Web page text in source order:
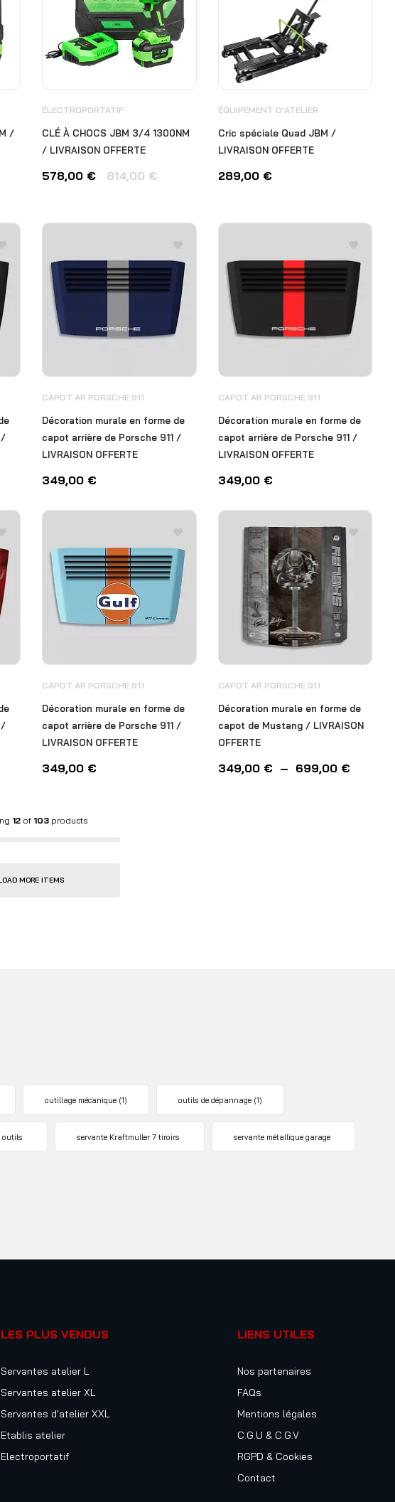
/
ÉLECTROPORTATIF
CLÉ À CHOCS JBM 3/4 1300NM
/ LIVRAISON OFFERTE
814,00 €
578,00 €
ÉQUIPEMENT D’ATELIER
Cric spéciale Quad JBM /
LIVRAISON OFFERTE
289,00 €
/
CAPOT AR PORSCHE 911
Décoration murale en forme de
capot arrière de Porsche 911 /
LIVRAISON OFFERTE
349,00 €
CAPOT AR PORSCHE 911
Décoration murale en forme de
capot arrière de Porsche 911 /
LIVRAISON OFFERTE
349,00 €
/
CAPOT AR PORSCHE 911
Décoration murale en forme de
capot arrière de Porsche 911 /
LIVRAISON OFFERTE
349,00 €
CAPOT AR PORSCHE 911
Décoration murale en forme de
capot de Mustang / LIVRAISON
OFFERTE
349,00 € – 699,00 €
12 of 103 products
MORE ITEMS
outillage mécanique (1) outils de dépannage (1)
outils servante Kraftmuller 7 tiroirs servante métallique garage
LES PLUS VENDUS
Servantes atelier L
Servantes atelier XL
Servantes d'atelier XXL
Etablis atelier
Electroportatif
LIENS UTILES
Nos partenaires
FAQs
Mentions légales
C.G.U & C.G.V
RGPD & Cookies
Contact